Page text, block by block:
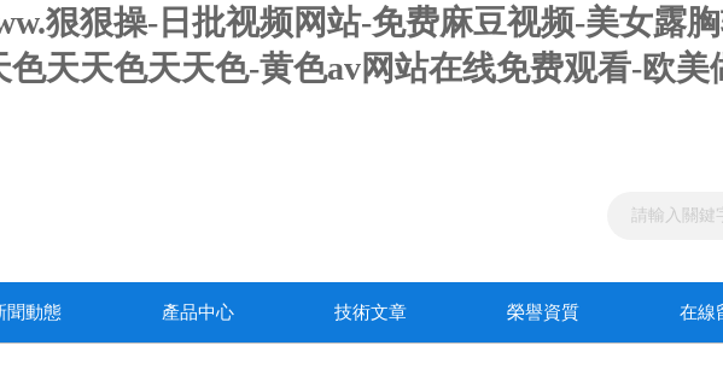
狠狠操-日批视频网站-免费麻豆视频-美女露
天天色天天色-黄色av网站在线免费观看-欧
聞動態 產品中心 技術文章 榮譽資質 在線